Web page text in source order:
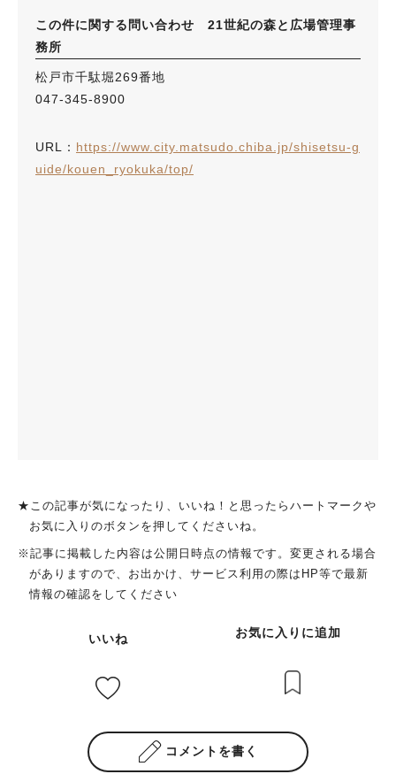
この件に関する問い合わせ 21世紀の森と広場管理事
務所
松戸市千駄堀269番地
047-345-8900
URL： https://www.city.matsudo.chiba.jp/shisetsu-g
uide/kouen_ryokuka/top/
★この記事が気になったり、いいね！と思ったらハートマークや
お気に入りのボタンを押してくださいね。
※記事に掲載した内容は公開日時点の情報です。変更される場合
がありますので、お出かけ、サービス利用の際はHP等で最新
情報の確認をしてください
いいね お気に入りに追加
コメントを書く